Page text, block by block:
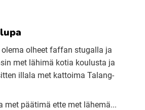
olheet faffan stugalla ja
met lähimä kotia koulusta ja
illala met kattoima Talang-
met päätimä ette met lähemä...